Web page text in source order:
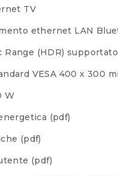
TV
ethernet LAN
Range (HDR) supportato
VESA 400 x 300
W
(pdf)
(pdf)
(pdf)